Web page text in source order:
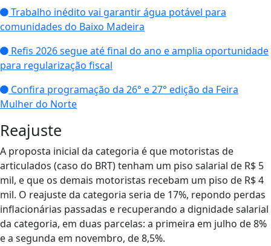
Trabalho inédito vai garantir água potável para
comunidades do Baixo Madeira
Refis 2026 segue até final do ano e amplia oportunidade
para regularização fiscal
Confira programação da 26° e 27° edição da Feira
Mulher do Norte
Reajuste
A proposta inicial da categoria é que motoristas de
articulados (caso do BRT) tenham um piso salarial de R$ 5
mil, e que os demais motoristas recebam um piso de R$ 4
mil. O reajuste da categoria seria de 17%, repondo perdas
inflacionárias passadas e recuperando a dignidade salarial
da categoria, em duas parcelas: a primeira em julho de 8%
e a segunda em novembro, de 8,5%.